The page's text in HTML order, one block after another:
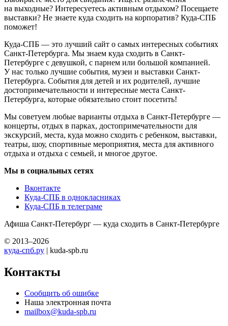
на выходные? Интересуетесь активным отдыхом? Посещаете
выставки? Не знаете куда сходить на корпоратив? Куда-СПБ
поможет!
Куда-СПБ — это лучший сайт о самых интересных событиях
Санкт-Петербурга. Мы знаем куда сходить в Санкт-
Петербурге с девушкой, с парнем или большой компанией.
У нас только лучшие события, музеи и выставки Санкт-
Петербурга. События для детей и их родителей, лучшие
достопримечательности и интересные места Санкт-
Петербурга, которые обязательно стоит посетить!
Мы советуем любые варианты отдыха в Санкт-Петербурге —
концерты, отдых в парках, достопримечательности для
экскурсий, места, куда можно сходить с ребенком, выставки,
театры, шоу, спортивные мероприятия, места для активного
отдыха и отдыха с семьей, и многое другое.
Мы в социальных сетях
Вконтакте
Куда-СПБ в однокласниках
Куда-СПБ в телеграме
Афиша Санкт-Петербург — куда сходить в Санкт-Петербурге
© 2013–2026
куда-спб.ру | kuda-spb.ru
Контакты
Сообщить об ошибке
Наша электронная почта
mailbox@kuda-spb.ru